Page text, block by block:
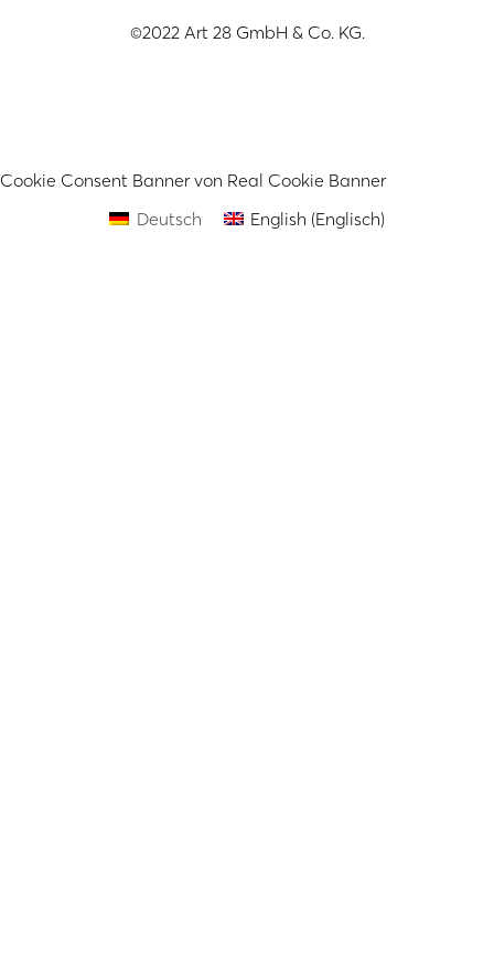
©2022 Art 28 GmbH & Co. KG.
Cookie Consent Banner von Real Cookie Banner
Deutsch
English (Englisch)